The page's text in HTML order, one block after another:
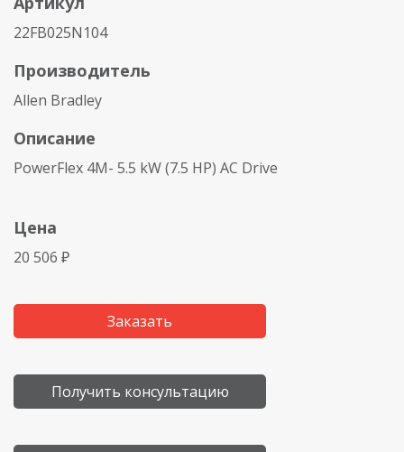
22FB025N104
Производитель
Allen Bradley
Описание
PowerFlex 4M- 5.5 kW (7.5 HP) AC Drive
Цена
20 506 ₽
Заказать
Получить консультацию